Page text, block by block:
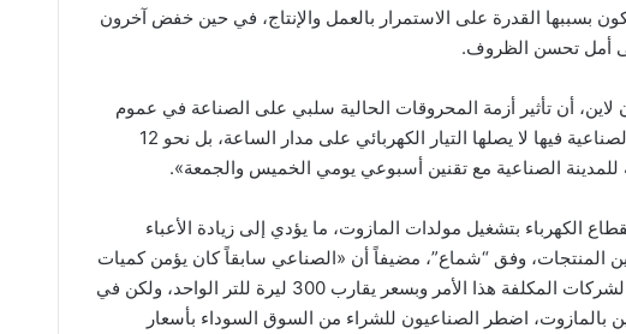
بسببها القدرة على الاستمرار بالعمل والإنتاج، في حين خفض آخرون
أمل تحسن الظروف.
أن تأثير أزمة المحروقات الحالية سلبي على الصناعة في عموم
البلاد، وفي “حلب” خصوصاً، «لكون المناطق الصناعية فيها لا يصلها التيار الكهربائي على مدار الساعة، بل نحو 12
الكهرباء بتشغيل مولدات المازوت، ما يؤدي إلى زيادة الأعباء
بين المنتجات، وفق “شماع”، مضيفاً أن «الصناعي سابقاً كان يؤمن كميات
المازوت عن طريق شركة محروقات أو إحدى الشركات المكلفة هذا الأمر وبسعر يقارب 300 ليرة للتر الواحد، ولكن في
بالمازوت، اضطر الصناعيون للشراء من السوق السوداء بأسعار